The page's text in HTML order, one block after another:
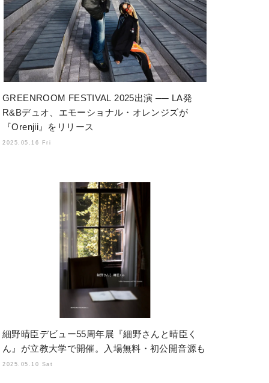
GREENROOM FESTIVAL 2025出演 ── LA発
R&Bデュオ、エモーショナル・オレンジズが
『Orenjii』をリリース
2025.05.16 Fri
細野晴臣デビュー55周年展『細野さんと晴臣く
ん』が立教大学で開催。入場無料・初公開音源も
2025.05.10 Sat